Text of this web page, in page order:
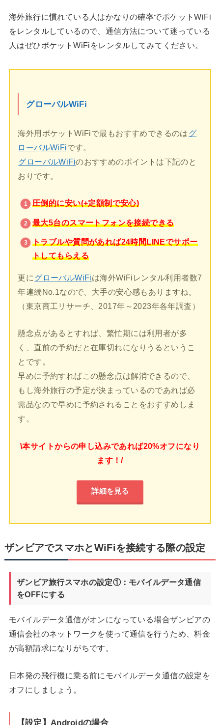
海外旅行に慣れている人はかなりの確率でポケットWiFi
をレンタルしているので、通信方法について迷っている
人はぜひポケットWiFiをレンタルしてみてください。
グローバルWiFi
海外用ポケットWiFiで最もおすすめできるのは グ
ローバルWiFiです。
グローバルWiFiのおすすめのポイントは下記のと
おりです。
圧倒的に安い(+定額制で安心)
最大5台のスマートフォンを接続できる
トラブルや質問があれば24時間LINEでサポー
トしてもらえる
更に グローバルWiFiは海外WiFiレンタル利用者数7
年連続No.1なので、大手の安心感もありますね。
（東京商工リサーチ、2017年～2023年各年調査）
懸念点があるとすれば、繁忙期には利用者が多
く、直前の予約だと在庫切れになりうるというこ
とです。
早めに予約すればこの懸念点は解消できるので、
もし海外旅行の予定が決まっているのであれば必
需品なので早めに予約されることをおすすめしま
す。
\本サイトからの申し込みであれば20%オフになり
ます！/
詳細を見る
ザンビアでスマホとWiFiを接続する際の設定
ザンビア旅行スマホの設定①：モバイルデータ通信
をOFFにする
モバイルデータ通信がオンになっている場合ザンビアの
通信会社のネットワークを使って通信を行うため、料金
が高額請求になりがちです。
日本発の飛行機に乗る前にモバイルデータ通信の設定を
オフにしましょう。
【設定】Androidの場合